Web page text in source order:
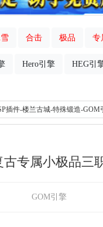
合击 极品 专
Hero引擎 HEG引
插件-楼兰古城-特殊锻造-GOM
专属小极品三
GOM引擎